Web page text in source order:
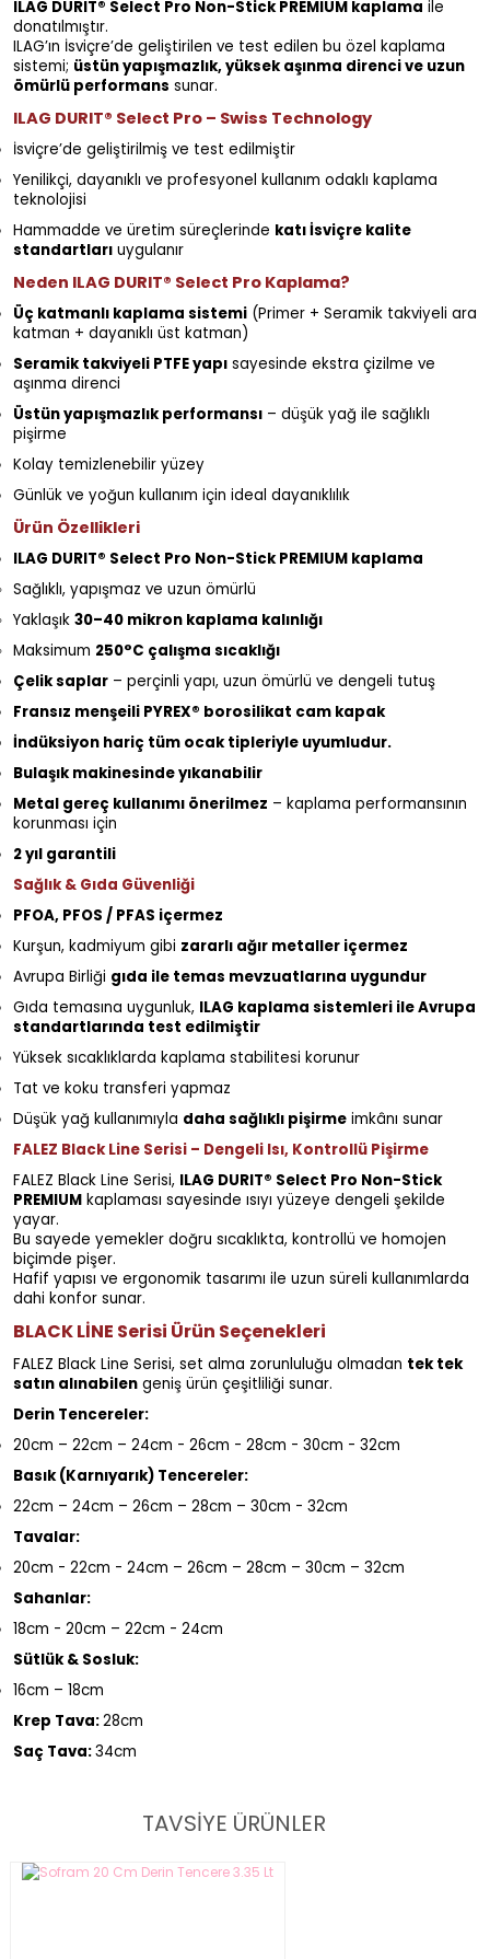
ILAG DURIT® Select Pro Non-Stick PREMIUM kaplama ile
donatılmıştır.
ILAG’ın İsviçre’de geliştirilen ve test edilen bu özel kaplama
sistemi; üstün yapışmazlık, yüksek aşınma direnci ve uzun
ömürlü performans sunar.
ILAG DURIT® Select Pro – Swiss Technology
İsviçre’de geliştirilmiş ve test edilmiştir
Yenilikçi, dayanıklı ve profesyonel kullanım odaklı kaplama
teknolojisi
Hammadde ve üretim süreçlerinde katı İsviçre kalite
standartları uygulanır
Neden ILAG DURIT® Select Pro Kaplama?
Üç katmanlı kaplama sistemi (Primer + Seramik takviyeli ara
katman + dayanıklı üst katman)
Seramik takviyeli PTFE yapı sayesinde ekstra çizilme ve
aşınma direnci
Üstün yapışmazlık performansı – düşük yağ ile sağlıklı
pişirme
Kolay temizlenebilir yüzey
Günlük ve yoğun kullanım için ideal dayanıklılık
Ürün Özellikleri
ILAG DURIT® Select Pro Non-Stick PREMIUM kaplama
Sağlıklı, yapışmaz ve uzun ömürlü
Yaklaşık 30–40 mikron kaplama kalınlığı
Maksimum 250°C çalışma sıcaklığı
Çelik saplar – perçinli yapı, uzun ömürlü ve dengeli tutuş
Fransız menşeili PYREX® borosilikat cam kapak
İndüksiyon hariç tüm ocak tipleriyle uyumludur.
Bulaşık makinesinde yıkanabilir
Metal gereç kullanımı önerilmez – kaplama performansının
korunması için
2 yıl garantili
Sağlık & Gıda Güvenliği
PFOA, PFOS / PFAS içermez
Kurşun, kadmiyum gibi zararlı ağır metaller içermez
Avrupa Birliği gıda ile temas mevzuatlarına uygundur
Gıda temasına uygunluk, ILAG kaplama sistemleri ile Avrupa
standartlarında test edilmiştir
Yüksek sıcaklıklarda kaplama stabilitesi korunur
Tat ve koku transferi yapmaz
Düşük yağ kullanımıyla daha sağlıklı pişirme imkânı sunar
FALEZ Black Line Serisi – Dengeli Isı, Kontrollü Pişirme
FALEZ Black Line Serisi, ILAG DURIT® Select Pro Non-Stick
PREMIUM kaplaması sayesinde ısıyı yüzeye dengeli şekilde
yayar.
Bu sayede yemekler doğru sıcaklıkta, kontrollü ve homojen
biçimde pişer.
Hafif yapısı ve ergonomik tasarımı ile uzun süreli kullanımlarda
dahi konfor sunar.
BLACK LİNE Serisi Ürün Seçenekleri
FALEZ Black Line Serisi, set alma zorunluluğu olmadan tek tek
satın alınabilen geniş ürün çeşitliliği sunar.
Derin Tencereler:
20cm – 22cm – 24cm - 26cm - 28cm - 30cm - 32cm
Basık (Karnıyarık) Tencereler:
22cm – 24cm – 26cm – 28cm – 30cm - 32cm
Tavalar:
20cm - 22cm - 24cm – 26cm – 28cm – 30cm – 32cm
Sahanlar:
18cm - 20cm – 22cm - 24cm
Sütlük & Sosluk:
16cm – 18cm
Krep Tava:28cm
Saç Tava:34cm
TAVSİYE ÜRÜNLER